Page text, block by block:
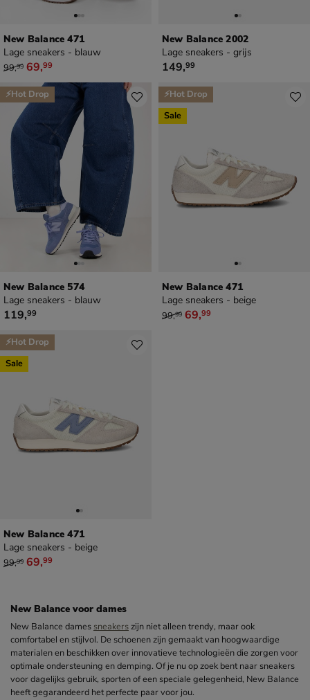
New Balance 471
Lage sneakers - blauw
van € 99,99 voor € 69,99
99,99 69,99
New Balance 2002
Lage sneakers - grijs
€ 149,99
149,99
New Balance 574
Lage sneakers - blauw
€ 119,99
119,99
⚡Hot Drop
New Balance 471
Lage sneakers - beige
van € 99,99 voor € 69,99
99,99 69,99
⚡Hot Drop
Sale
New Balance 471
Lage sneakers - beige
van € 99,99 voor € 69,99
99,99 69,99
⚡Hot Drop
Sale
New Balance voor dames
New Balance dames sneakerszijn niet alleen trendy, maar ook
comfortabel en stijlvol. De schoenen zijn gemaakt van hoogwaardige
materialen en beschikken over innovatieve technologieën die zorgen voor
optimale ondersteuning en demping. Of je nu op zoek bent naar sneakers
voor dagelijks gebruik, sporten of een speciale gelegenheid, New Balance
heeft gegarandeerd het perfecte paar voor jou.